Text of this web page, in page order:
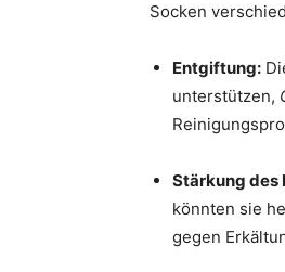
Socken
Entgiftung:
unterstützen,
Stärkung des
könnten sie
gegen